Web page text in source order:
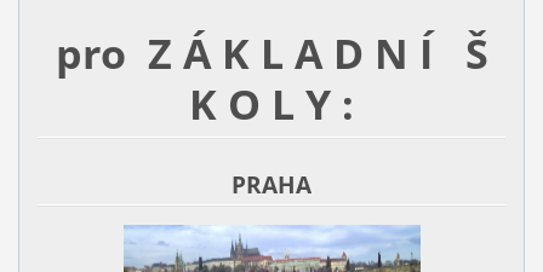
pro Z Á K L A D N Í Š
K O L Y :
PRAHA